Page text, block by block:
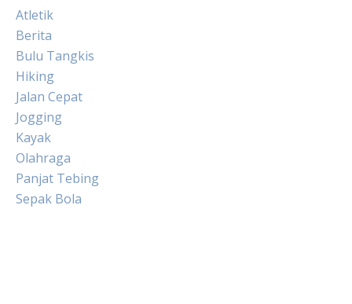
Atletik
Berita
Bulu Tangkis
Hiking
Jalan Cepat
Jogging
Kayak
Olahraga
Panjat Tebing
Sepak Bola